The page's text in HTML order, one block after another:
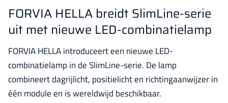
FORVIA HELLA breidt SlimLine-serie
uit met nieuwe LED-combinatielamp
FORVIA HELLA introduceert een nieuwe LED-
combinatielamp in de SlimLine-serie. De lamp
combineert dagrijlicht, positielicht en richtingaanwijzer in
één module en is wereldwijd beschikbaar.